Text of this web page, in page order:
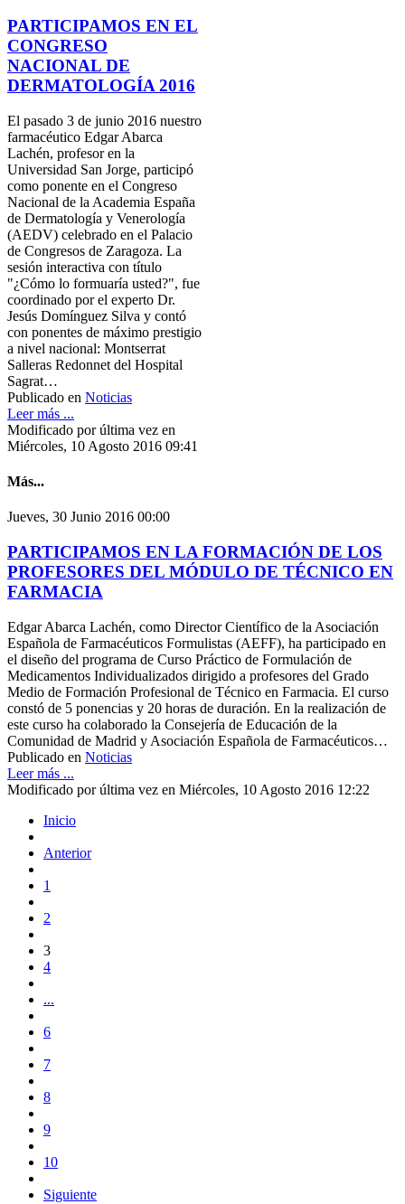
PARTICIPAMOS EN EL
CONGRESO
NACIONAL DE
DERMATOLOGÍA 2016
El pasado 3 de junio 2016 nuestro
farmacéutico Edgar Abarca
Lachén, profesor en la
Universidad San Jorge, participó
como ponente en el Congreso
Nacional de la Academia España
de Dermatología y Venerología
(AEDV) celebrado en el Palacio
de Congresos de Zaragoza. La
sesión interactiva con título
"¿Cómo lo formuaría usted?", fue
coordinado por el experto Dr.
Jesús Domínguez Silva y contó
con ponentes de máximo prestigio
a nivel nacional: Montserrat
Salleras Redonnet del Hospital
Sagrat…
Publicado en Noticias
Leer más ...
Modificado por última vez en
Miércoles, 10 Agosto 2016 09:41
Más...
Jueves, 30 Junio 2016 00:00
PARTICIPAMOS EN LA FORMACIÓN DE LOS
PROFESORES DEL MÓDULO DE TÉCNICO EN
FARMACIA
Edgar Abarca Lachén, como Director Científico de la Asociación
Española de Farmacéuticos Formulistas (AEFF), ha participado en
el diseño del programa de Curso Práctico de Formulación de
Medicamentos Individualizados dirigido a profesores del Grado
Medio de Formación Profesional de Técnico en Farmacia. El curso
constó de 5 ponencias y 20 horas de duración. En la realización de
este curso ha colaborado la Consejería de Educación de la
Comunidad de Madrid y Asociación Española de Farmacéuticos…
Publicado en Noticias
Leer más ...
Modificado por última vez en Miércoles, 10 Agosto 2016 12:22
Inicio
Anterior
1
2
3
4
...
6
7
8
9
10
Siguiente